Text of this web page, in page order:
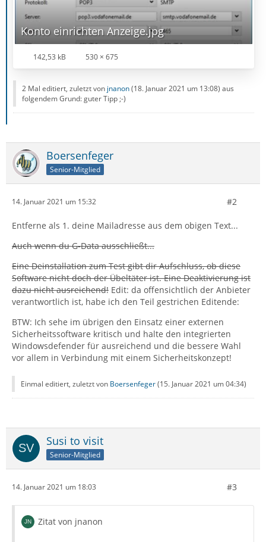
Konto einrichten Anzeige.jpg
142,53 kB 530 × 675
2 Mal editiert, zuletzt von jnanon(18. Januar 2021 um 13:08) aus
folgendem Grund: guter Tipp ;-)
Boersenfeger
Senior-Mitglied
14. Januar 2021 um 15:32 #2
Entferne als 1. deine Mailadresse aus dem obigen Text...
Auch wenn du G-Data ausschließt...
Eine Deinstallation zum Test gibt dir Aufschluss, ob diese
Software nicht doch der Übeltäter ist. Eine Deaktivierung ist
dazu nicht ausreichend! Edit: da offensichtlich der Anbieter
verantwortlich ist, habe ich den Teil gestrichen Editende:
BTW: Ich sehe im übrigen den Einsatz einer externen
Sicherheitssoftware kritisch und halte den integrierten
Windowsdefender für ausreichend und die bessere Wahl
vor allem in Verbindung mit einem Sicherheitskonzept!
Einmal editiert, zuletzt von Boersenfeger(15. Januar 2021 um 04:34)
Susi to visit
Senior-Mitglied
14. Januar 2021 um 18:03 #3
Zitat von jnanon